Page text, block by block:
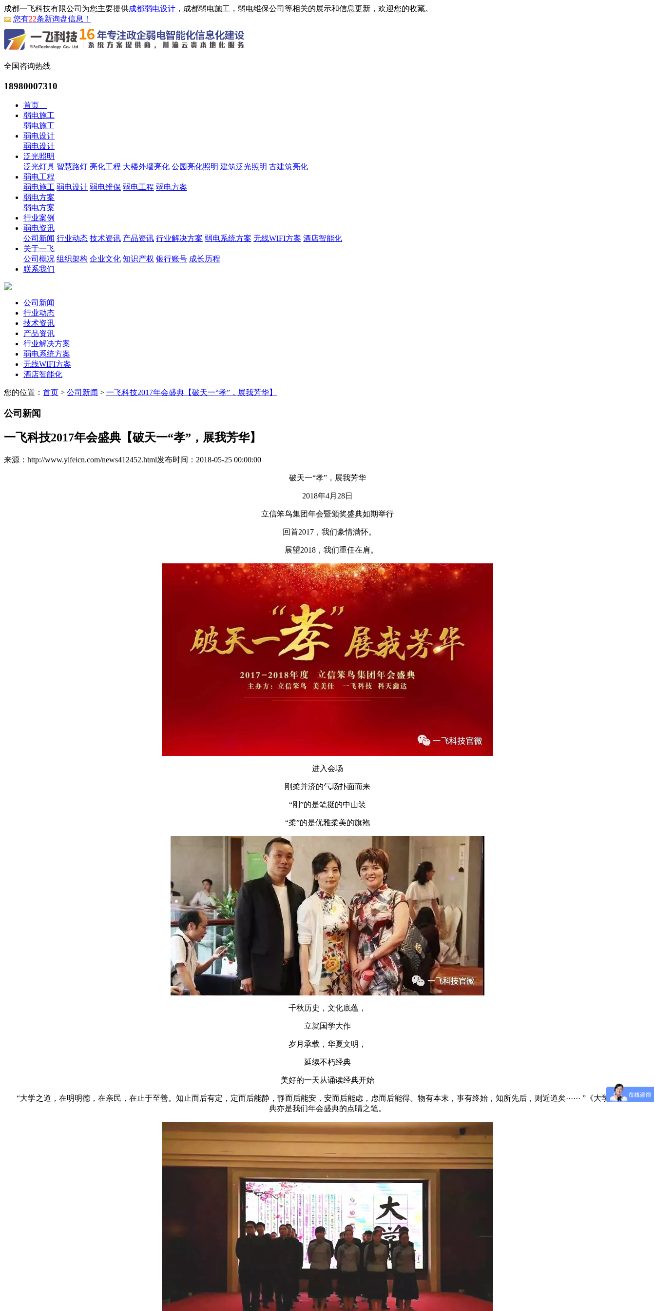
成都一飞科技有限公司为您主要提供成都弱电设计 ，成都弱电施工，弱电维保公司等相关的展示和信息更新，欢迎您的收藏。
您有22条新询盘信息！
全国咨询热线
18980007310
首页
弱电施工
弱电施工
弱电设计
弱电设计
泛光照明
泛光灯具 智慧路灯 亮化工程 大楼外墙亮化 公园亮化照明 建筑泛光照明 古建筑亮化
弱电工程
弱电施工 弱电设计 弱电维保 弱电工程 弱电方案
弱电方案
弱电方案
行业案例
弱电资讯
公司新闻 行业动态 技术资讯 产品资讯 行业解决方案 弱电系统方案 无线WIFI方案 酒店智能化
关于一飞
公司概况 组织架构 企业文化 知识产权 银行账号 成长历程
联系我们
公司新闻
行业动态
技术资讯
产品资讯
行业解决方案
弱电系统方案
无线WIFI方案
酒店智能化
您的位置： 首页 > 公司新闻 > 一飞科技2017年会盛典【破天一“孝”，展我芳华】
公司新闻
一飞科技2017年会盛典【破天一“孝”，展我芳华】
来源：http://www.yifeicn.com/news412452.html发布时间：2018-05-25 00:00:00
破天一“孝”，展我芳华
2018年4月28日
立信笨鸟集团年会暨颁奖盛典如期举行
回首2017，我们豪情满怀。
展望2018，我们重任在肩。
进入会场
刚柔并济的气场扑面而来
“刚”的是笔挺的中山装
“柔”的是优雅柔美的旗袍
千秋历史，文化底蕴，
立就国学大作
岁月承载，华夏文明，
延续不朽经典
美好的一天从诵读经典开始
“大学之道，在明明德，在亲民，在止于至善。知止而后有定，定而后能静，静而后能安，安而后能虑，虑而后能得。物有本末，事有终始，知所先后，则近道矣······ ”《大学》的开篇金
典亦是我们年会盛典的点睛之笔。